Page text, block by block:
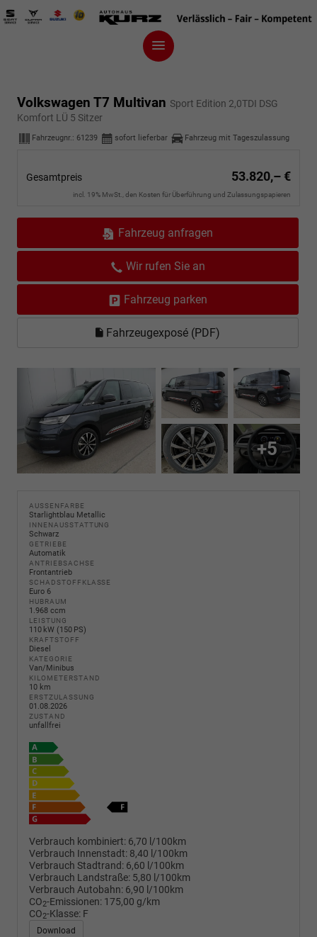
Volkswagen T7 Multivan Sport Edition 2,0TDI DSG
Komfort LÜ 5 Sitzer
Fahrzeugnr.: 61239 sofort lieferbar Fahrzeug mit Tageszulassung
Gesamtpreis 53.820,– €
incl. 19% MwSt., den Kosten für Überführung und Zulassungspapieren
Fahrzeug anfragen
Wir rufen Sie an
Fahrzeug parken
Fahrzeugexposé (PDF)
+5
AUSSENFARBE
Starlightblau Metallic
INNENAUSSTATTUNG
Schwarz
GETRIEBE
Automatik
ANTRIEBSACHSE
Frontantrieb
SCHADSTOFFKLASSE
Euro 6
HUBRAUM
1.968 ccm
LEISTUNG
110 kW (150 PS)
KRAFTSTOFF
Diesel
KATEGORIE
Van/Minibus
KILOMETERSTAND
10 km
ERSTZULASSUNG
01.08.2026
ZUSTAND
unfallfrei
Verbrauch kombiniert: 6,70 l/100km
Verbrauch Innenstadt: 8,40 l/100km
Verbrauch Stadtrand: 6,60 l/100km
Verbrauch Landstraße: 5,80 l/100km
Verbrauch Autobahn: 6,90 l/100km
CO2-Emissionen: 175,00 g/km
CO2-Klasse: F
Download